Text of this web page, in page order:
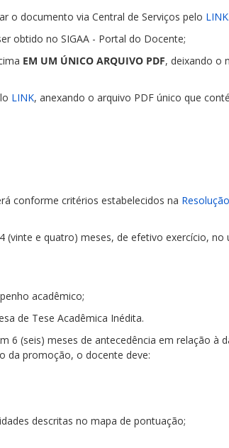
o documento via Central de Serviços pelo LINK
obtido no SIGAA - Portal do Docente;
EM UM ÚNICO ARQUIVO PDF, deixando o
LINK, anexando o arquivo PDF único que
conforme critérios estabelecidos na
(vinte e quatro) meses, de efetivo exercício, no
acadêmico;
de Tese Acadêmica Inédita.
6 (seis) meses de antecedência em relação à
da promoção, o docente deve:
descritas no mapa de pontuação;